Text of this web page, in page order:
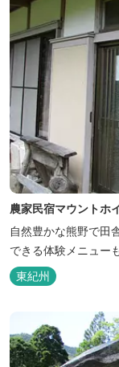
農家民宿マウントホ
自然豊かな熊野で田
できる体験メニュー
東紀州